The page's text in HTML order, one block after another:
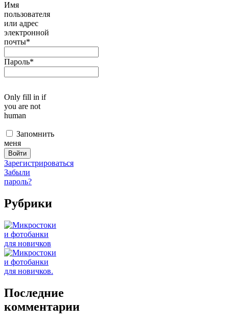
Имя
пользователя
или адрес
электронной
почты*
Пароль*
Only fill in if
you are not
human
Запомнить
меня
Зарегистрироваться
Забыли
пароль?
Рубрики
Последние
комментарии